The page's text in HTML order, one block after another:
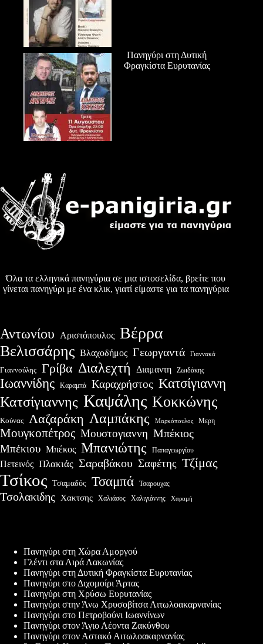
Πανηγύρι στη Δυτική
Φραγκίστα Ευρυτανίας
Όλα τα ελληνικά πανηγύρια σε μια ιστοσελίδα, βρείτε που
γίνεται πανηγύρι με ένα κλικ, γιατί είμαστε για τα πανηγύρια
Αντωνίου Αριστόπουλος Βέρρα
Βελισσάρης Βλαχοδήμος Γεωργαντά Γιαννακά
Γιαννούλης Γρίβα Διαλεχτή Διαμαντη Ζωιδάκης
Ιωαννίδης Καραμπά Καραχρήστος Κατσίγιαννη
Κατσίγιαννης Καψάλης Κοκκώνης
Κούνας Λαζαράκη Λαμπάκης Μαρκόπουλος Μερη
Μουγκοπέτρος Μουστογιαννη Μπέκιος
Μπέκιου Μπέκος Μπανιώτης Παπαγεωργίου
Πετεινός Πλακιάς Σαραβάκου Σαφέτης Τζίμας
Τσίκος Τσαμαδός Τσαμπά Τσαρουχας
Τσολακιδης Χακτσης Χαλιάσος Χαλιγιάννης Χαραμή
Πανηγύρι στη Χώρα Αμοργού
Γλέντι στα Λιρά Λακωνίας
Πανηγύρι στη Δυτική Φραγκίστα Ευρυτανίας
Πανηγύρι στο Διχομοίρι Άρτας
Πανηγύρι στη Χρύσω Ευρυτανίας
Πανηγύρι στην Άνω Χρυσοβίτσα Αιτωλοακαρνανίας
Πανηγύρι στο Πετροβούνι Ιωαννίνων
Πανηγύρι στον Άγιο Λέοντα Ζακύνθου
Πανηγύρι στον Αστακό Αιτωλοακαρνανίας